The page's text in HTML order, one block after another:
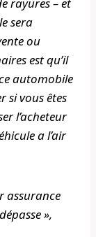
rayures – et
sera
ou
est qu’il
automobile
si vous êtes
l’acheteur
a l’air
assurance
»,